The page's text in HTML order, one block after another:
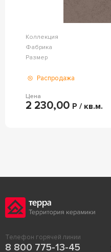
Коллекция
Фабрика
Размер
Распродажа
Цена
2 230,00 Р / кв.м.
Телефон горячей линии
8 800 775-13-45